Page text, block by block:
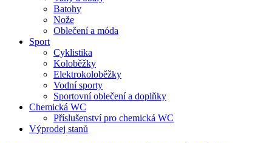
Batohy
Nože
Oblečení a móda
Sport
Cyklistika
Koloběžky
Elektrokoloběžky
Vodní sporty
Sportovní oblečení a doplňky
Chemická WC
Příslušenství pro chemická WC
Výprodej stanů